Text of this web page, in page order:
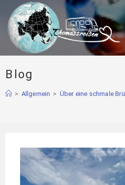
Blog
> Allgemein > Über eine schmale